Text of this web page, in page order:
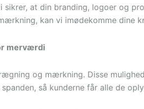
sikrer, at din branding, logoer og
kan vi imødekomme dine
merværdi
og mærkning. Disse
så kunderne får alle de